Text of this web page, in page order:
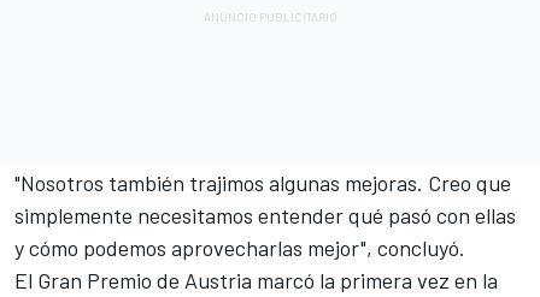
"Nosotros también trajimos algunas mejoras. Creo que
simplemente necesitamos entender qué pasó con ellas
y cómo podemos aprovecharlas mejor", concluyó.
El Gran Premio de Austria marcó la primera vez en la